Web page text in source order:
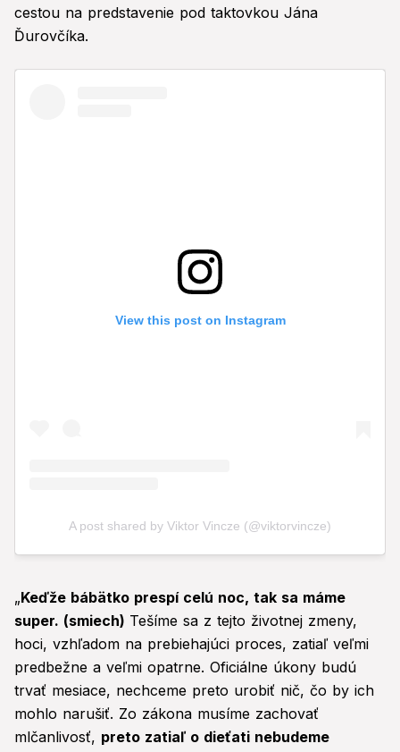
cestou na predstavenie pod taktovkou Jána
Ďurovčíka.
„Keďže bábätko prespí celú noc, tak sa máme
super. (smiech) Tešíme sa z tejto životnej zmeny,
hoci, vzhľadom na prebiehajúci proces, zatiaľ veľmi
predbežne a veľmi opatrne. Oficiálne úkony budú
trvať mesiace, nechceme preto urobiť nič, čo by ich
mohlo narušiť. Zo zákona musíme zachovať
mlčanlivosť, preto zatiaľ o dieťati nebudeme